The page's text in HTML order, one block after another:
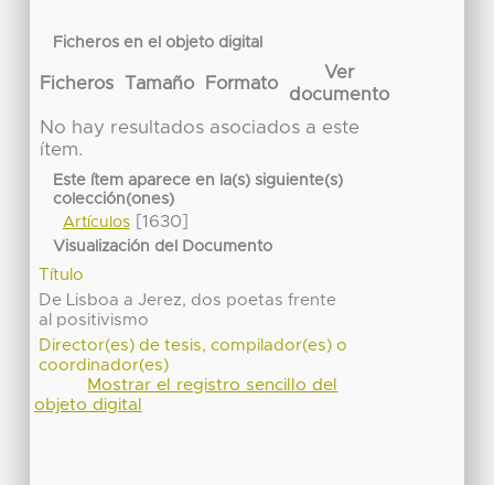
Ficheros en el objeto digital
Ficheros Tamaño Formato
Ver
documento
No hay resultados asociados a este
ítem.
Este ítem aparece en la(s) siguiente(s)
colección(ones)
Artículos[1630]
Visualización del Documento
Título
De Lisboa a Jerez, dos poetas frente
al positivismo
Director(es) de tesis, compilador(es) o
coordinador(es)
Mostrar el registro sencillo del
objeto digital